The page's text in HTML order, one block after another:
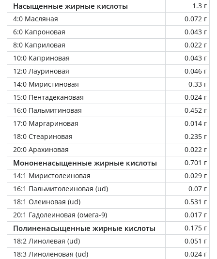
Насыщенные жирные кислоты
1.3 г
4:0 Масляная
0.072 г
6:0 Капроновая
0.043 г
8:0 Каприловая
0.022 г
10:0 Каприновая
0.043 г
12:0 Лауриновая
0.046 г
14:0 Миристиновая
0.33 г
15:0 Пентадекановая
0.024 г
16:0 Пальмитиновая
0.452 г
17:0 Маргариновая
0.014 г
18:0 Стеариновая
0.235 г
20:0 Арахиновая
0.022 г
Мононенасыщенные жирные кислоты
0.701 г
14:1 Миристолеиновая
0.029 г
16:1 Пальмитолеиновая (ud)
0.07 г
18:1 Олеиновая (ud)
0.531 г
20:1 Гадолеиновая (омега-9)
0.017 г
Полиненасыщенные жирные кислоты
0.175 г
18:2 Линолевая (ud)
0.051 г
18:3 Линоленовая (ud)
0.024 г